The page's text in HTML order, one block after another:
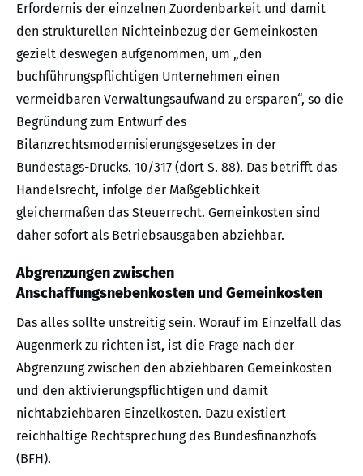
Erfordernis der einzelnen Zuordenbarkeit und damit
den strukturellen Nichteinbezug der Gemeinkosten
gezielt deswegen aufgenommen, um „den
buchführungspflichtigen Unternehmen einen
vermeidbaren Verwaltungsaufwand zu ersparen“, so die
Begründung zum Entwurf des
Bilanzrechtsmodernisierungsgesetzes in der
Bundestags-Drucks. 10/317 (dort S. 88). Das betrifft das
Handelsrecht, infolge der Maßgeblichkeit
gleichermaßen das Steuerrecht. Gemeinkosten sind
daher sofort als Betriebsausgaben abziehbar.
Abgrenzungen zwischen
Anschaffungsnebenkosten und Gemeinkosten
Das alles sollte unstreitig sein. Worauf im Einzelfall das
Augenmerk zu richten ist, ist die Frage nach der
Abgrenzung zwischen den abziehbaren Gemeinkosten
und den aktivierungspflichtigen und damit
nichtabziehbaren Einzelkosten. Dazu existiert
reichhaltige Rechtsprechung des Bundesfinanzhofs
(BFH).